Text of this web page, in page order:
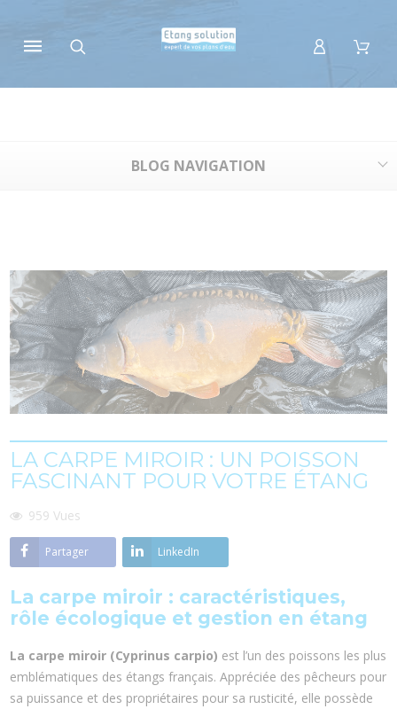
BLOG NAVIGATION
LA CARPE MIROIR : UN POISSON
FASCINANT POUR VOTRE ÉTANG
959Vues
Partager LinkedIn
La carpe miroir : caractéristiques,
rôle écologique et gestion en étang
La carpe miroir (Cyprinus carpio) est l’un des poissons les plus
emblématiques des étangs français. Appréciée des pêcheurs pour
sa puissance et des propriétaires pour sa rusticité, elle possède